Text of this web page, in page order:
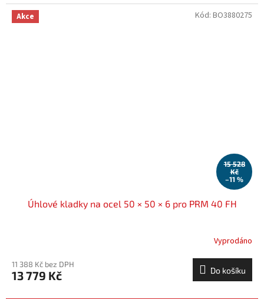
Akce
15 528
Kč
–11 %
Úhlové kladky na ocel 50 × 50 × 6 pro PRM 40 FH
Vyprodáno
11 388 Kč bez DPH
13 779 Kč Do košíku
Kód: BO3880275